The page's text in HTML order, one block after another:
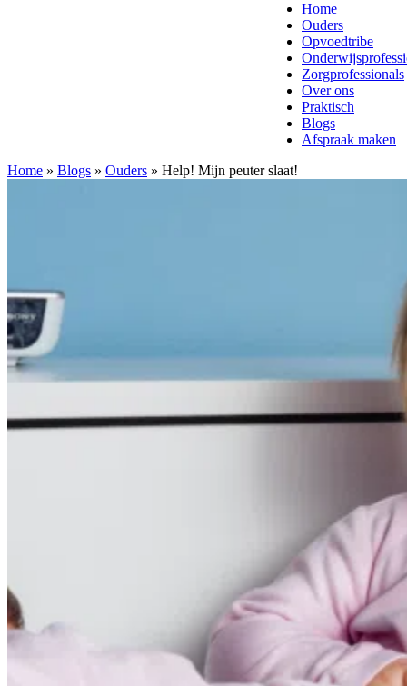
Home
Ouders
Opvoedtribe
Zorgprofessionals
Over ons
Praktisch
Blogs
Afspraak maken
Home » Blogs » Ouders » Help! Mijn peuter slaat!